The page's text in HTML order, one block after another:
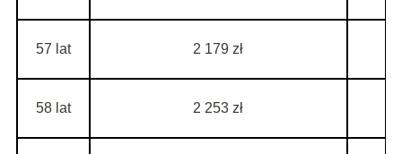
57 lat 2 179 zł
58 lat 2 253 zł